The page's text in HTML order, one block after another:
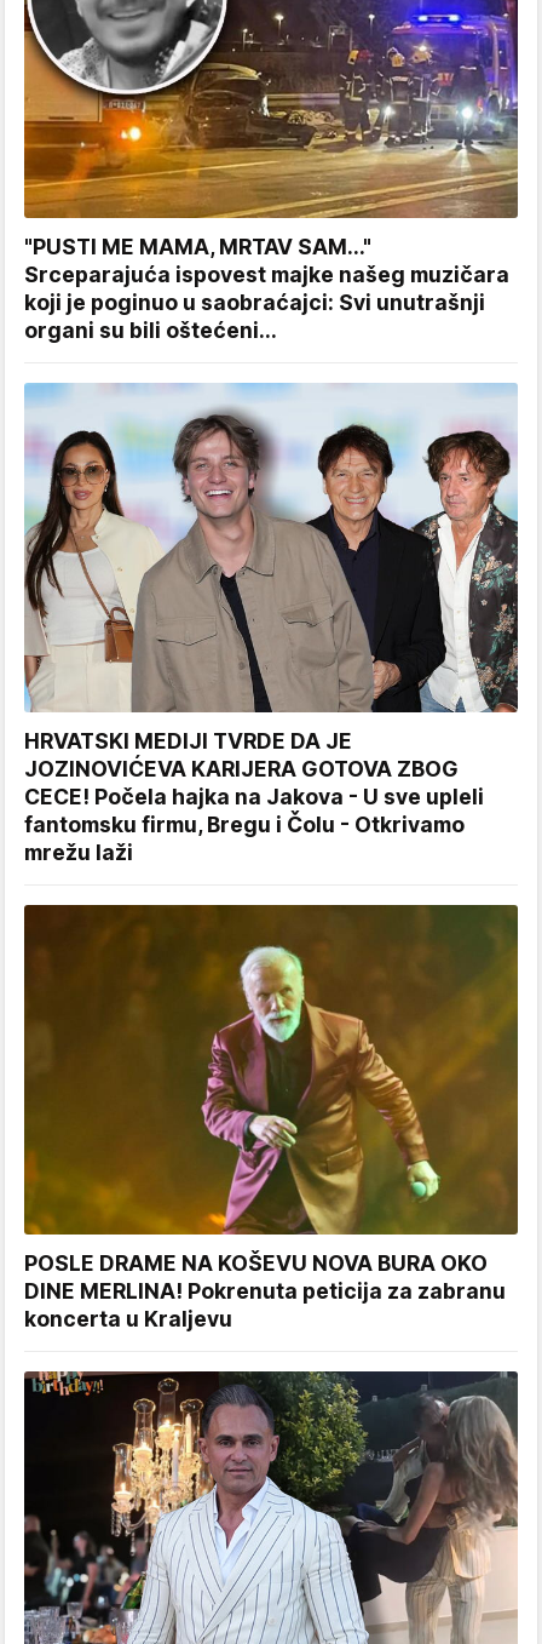
"PUSTI ME MAMA, MRTAV SAM..."
Srceparajuća ispovest majke našeg muzičara
koji je poginuo u saobraćajci: Svi unutrašnji
organi su bili oštećeni...
HRVATSKI MEDIJI TVRDE DA JE
JOZINOVIĆEVA KARIJERA GOTOVA ZBOG
CECE! Počela hajka na Jakova - U sve upleli
fantomsku firmu, Bregu i Čolu - Otkrivamo
mrežu laži
POSLE DRAME NA KOŠEVU NOVA BURA OKO
DINE MERLINA! Pokrenuta peticija za zabranu
koncerta u Kraljevu